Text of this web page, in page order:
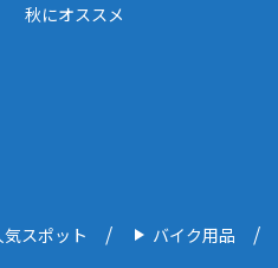
秋にオススメ
気スポット バイク用品